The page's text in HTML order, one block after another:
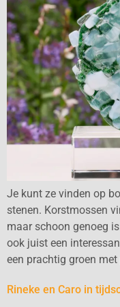
Je kunt ze vinden op
stenen. Korstmossen
maar schoon genoeg
ook juist een
een prachtig groen
Rineke en Caro in